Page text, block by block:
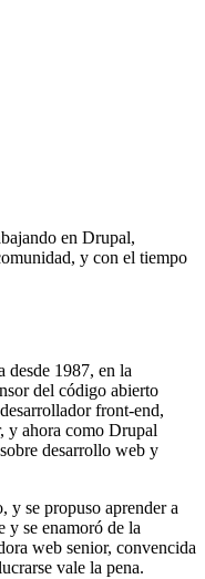
en Drupal,
y con el tiempo
desde 1987, en la
del código abierto
front-end,
y ahora como Drupal
desarrollo web y
y se propuso aprender a
y se enamoró de la
web senior, convencida
vale la pena.